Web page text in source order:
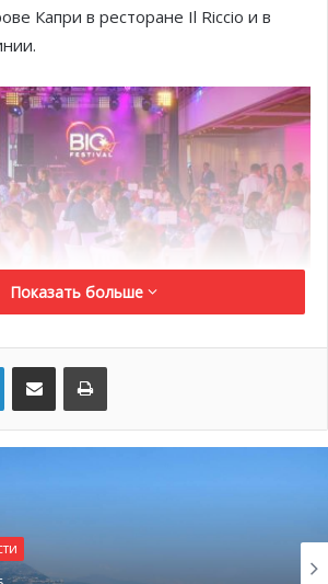
Капри в ресторане Il Riccio и в
праздник запомнится
надолго! Куда если не на Big
свои лучшие наряды и редкие
Терраса с потрясающим видом на
дорожка и эксклюзивное
Показать больше
LinkedInПоделиться по электронной почте Распечатать